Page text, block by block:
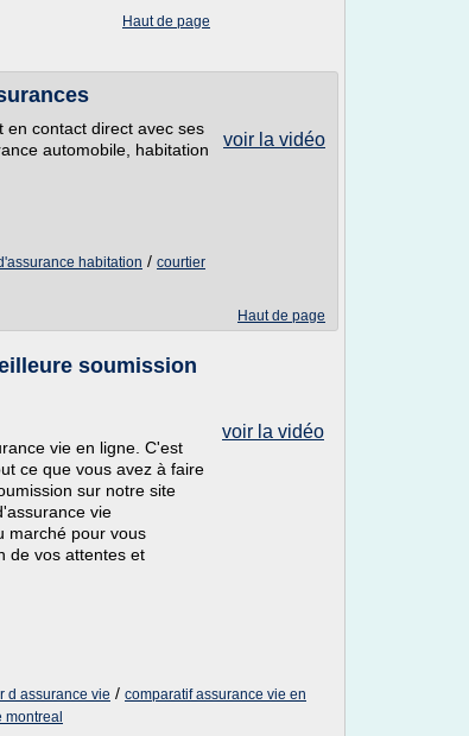
Haut de page
voir la vidéo
en contact direct avec ses
automobile, habitation
habitation / courtier
Haut de page
soumission
voir la vidéo
vie en ligne. C'est
ce que vous avez à faire
sur notre site
vie
marché pour vous
de vos attentes et
d assurance vie / comparatif assurance vie en
montreal